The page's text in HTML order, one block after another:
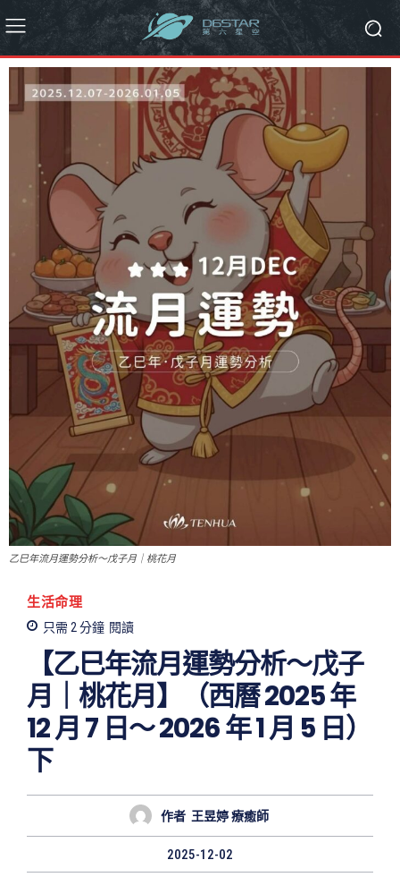
乙巳年流月運勢分析～戊子月｜桃花月
生活命理
只需 2分鐘 閱讀
【乙巳年流月運勢分析～戊子
月｜桃花月】（西曆 2025 年
12 月 7 日～ 2026 年 1 月 5 日）
下
作者 王昱婷 療癒師
2025-12-02